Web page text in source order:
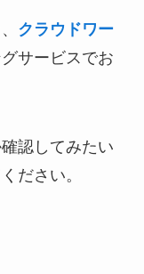
、 クラウドワー
サービスでお
認してみたい
ださい。